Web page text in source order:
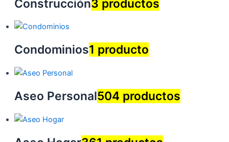
Construcción3 productos
Condominios1 producto
Aseo Personal504 productos